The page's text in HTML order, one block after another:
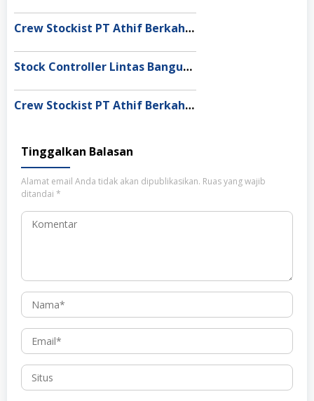
Crew Stockist PT Athif Berkah Indonesia Muaro Jambi
Stock Controller Lintas Bangun Nusantara Semarang
Crew Stockist PT Athif Berkah Indonesia Medan
Tinggalkan Balasan
Alamat email Anda tidak akan dipublikasikan. Ruas yang wajib
ditandai *